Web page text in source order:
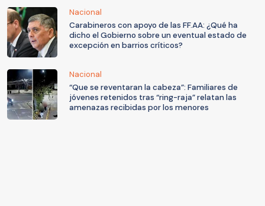
Nacional
Carabineros con apoyo de las FF.AA: ¿Qué ha
dicho el Gobierno sobre un eventual estado de
excepción en barrios críticos?
Nacional
“Que se reventaran la cabeza”: Familiares de
jóvenes retenidos tras “ring-raja” relatan las
amenazas recibidas por los menores